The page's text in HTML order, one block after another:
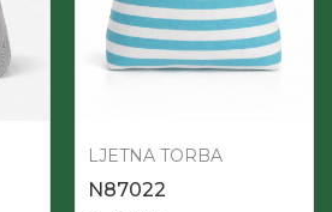
LJETNA TORBA
N87022